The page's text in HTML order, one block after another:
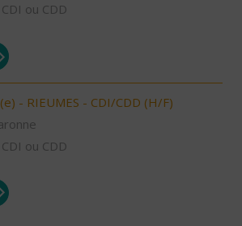
ou CDD
- RIEUMES - CDI/CDD (H/F)
ou CDD